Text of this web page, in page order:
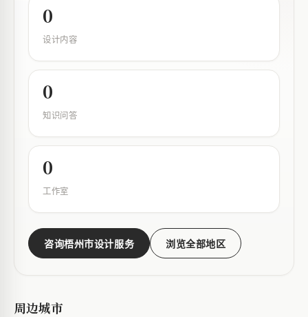
0
设计内容
0
知识问答
0
工作室
咨询梧州市设计服务 浏览全部地区
周边城市